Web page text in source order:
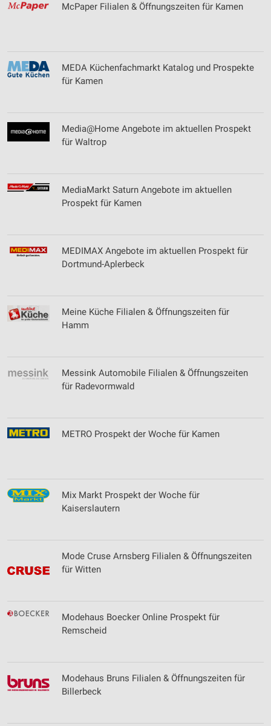
McPaper Filialen & Öffnungszeiten für Kamen
MEDA Küchenfachmarkt Katalog und Prospekte
für Kamen
Media@Home Angebote im aktuellen Prospekt
für Waltrop
MediaMarkt Saturn Angebote im aktuellen
Prospekt für Kamen
MEDIMAX Angebote im aktuellen Prospekt für
Dortmund-Aplerbeck
Meine Küche Filialen & Öffnungszeiten für
Hamm
Messink Automobile Filialen & Öffnungszeiten
für Radevormwald
METRO Prospekt der Woche für Kamen
Mix Markt Prospekt der Woche für
Kaiserslautern
Mode Cruse Arnsberg Filialen & Öffnungszeiten
für Witten
Modehaus Boecker Online Prospekt für
Remscheid
Modehaus Bruns Filialen & Öffnungszeiten für
Billerbeck